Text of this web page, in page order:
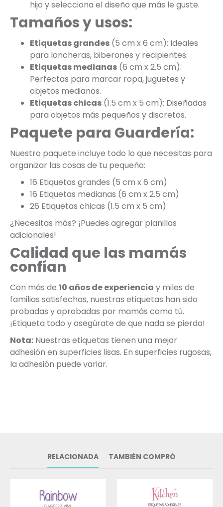
hijo y selecciona el diseño que más le guste.
Tamaños y usos:
Etiquetas grandes (5 cm x 6 cm): Ideales
para loncheras, biberones y recipientes.
Etiquetas medianas (6 cm x 2.5 cm):
Perfectas para marcar ropa, juguetes y
objetos medianos.
Etiquetas chicas (1.5 cm x 5 cm): Diseñadas
para objetos más pequeños y discretos.
Paquete para Guardería:
Nuestro paquete incluye todo lo que necesitas para
organizar las cosas de tu pequeño:
16 Etiquetas grandes (5 cm x 6 cm)
16 Etiquetas medianas (6 cm x 2.5 cm)
26 Etiquetas chicas (1.5 cm x 5 cm)
¿Necesitas más? ¡Puedes agregar planillas
adicionales!
Calidad que las mamás
confían
Con más de 10 años de experiencia y miles de
familias satisfechas, nuestras etiquetas han sido
probadas y aprobadas por mamás como tú.
¡Etiqueta todo y asegúrate de que nada se pierda!
Nota: Nuestras etiquetas tienen una mejor
adhesión en superficies lisas. En superficies rugosas,
la adhesión puede variar.
RELACIONADA TAMBIÉN COMPRÓ